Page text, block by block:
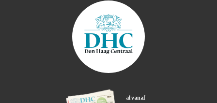
al vanaf